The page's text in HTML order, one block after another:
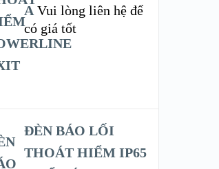
A Vui lòng liên hệ để
có giá tốt
ĐÈN BÁO LỐI
THOÁT HIỂM IP65